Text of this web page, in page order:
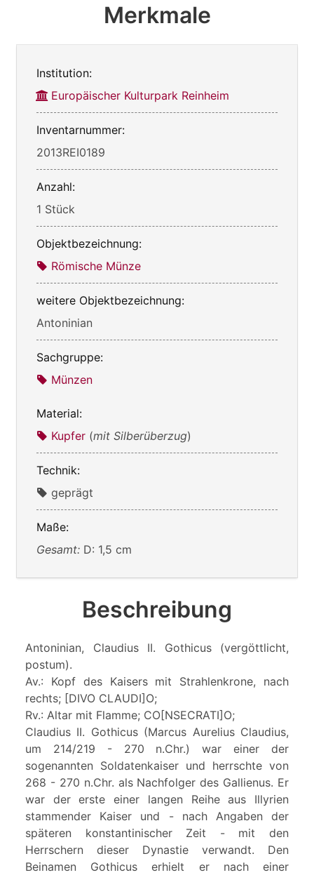
Merkmale
Institution:
Europäischer Kulturpark Reinheim
Inventarnummer:
2013REI0189
Anzahl:
1 Stück
Objektbezeichnung:
Römische Münze
weitere Objektbezeichnung:
Antoninian
Sachgruppe:
Münzen
Material:
Kupfer (mit Silberüberzug)
Technik:
geprägt
Maße:
Gesamt: D: 1,5 cm
Beschreibung
Antoninian, Claudius II. Gothicus (vergöttlicht,
postum).
Av.: Kopf des Kaisers mit Strahlenkrone, nach
rechts; [DIVO CLAUDI]O;
Rv.: Altar mit Flamme; CO[NSECRATI]O;
Claudius II. Gothicus (Marcus Aurelius Claudius,
um 214/219 - 270 n.Chr.) war einer der
sogenannten Soldatenkaiser und herrschte von
268 - 270 n.Chr. als Nachfolger des Gallienus. Er
war der erste einer langen Reihe aus Illyrien
stammender Kaiser und - nach Angaben der
späteren konstantinischer Zeit - mit den
Herrschern dieser Dynastie verwandt. Den
Beinamen Gothicus erhielt er nach einer